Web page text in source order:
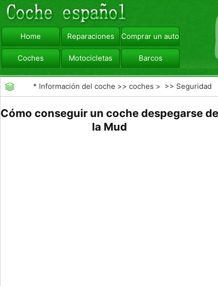
Home Reparaciones Comprar un automóvil
Coches Motocicletas Barcos
viajar Camiones
* Información del coche >>coches > >> Seguridad
Cómo conseguir un coche despegarse de
la Mud